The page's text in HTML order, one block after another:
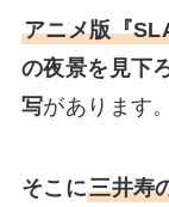
アニメ版『
の夜景を見下
写があります。
そこに三井寿